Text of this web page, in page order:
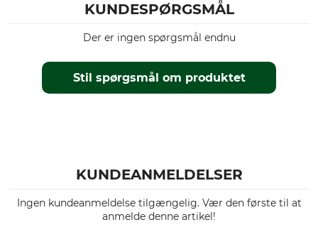
Vindtæthed
vindtæt
Tøjstørrelse
42
KUNDESPØRGSMÅL
Stil spørgsmål om produktet
Der er ingen spørgsmål endnu
KUNDEANMELDELSER
Ingen kundeanmeldelse tilgængelig. Vær den første til at
anmelde denne artikel!